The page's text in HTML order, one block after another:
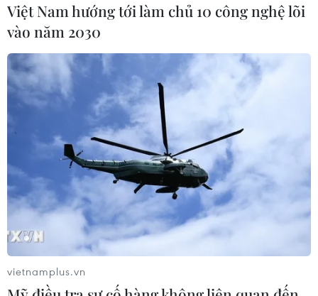
Việt Nam hướng tới làm chủ 10 công nghệ lõi
vào năm 2030
vietnamplus.vn